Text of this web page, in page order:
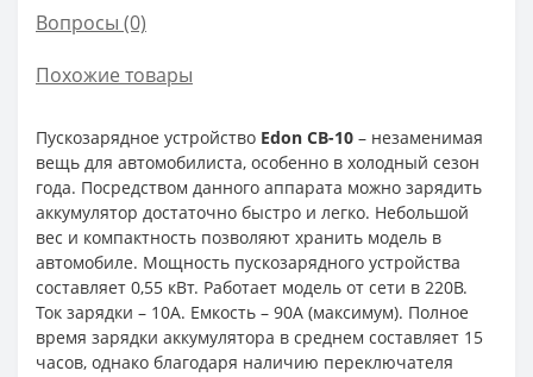
Вопросы (0)
Похожие товары
Пускозарядное устройство Edon CB-10 – незаменимая
вещь для автомобилиста, особенно в холодный сезон
года. Посредством данного аппарата можно зарядить
аккумулятор достаточно быстро и легко. Небольшой
вес и компактность позволяют хранить модель в
автомобиле. Мощность пускозарядного устройства
составляет 0,55 кВт. Работает модель от сети в 220В.
Ток зарядки – 10А. Емкость – 90А (максимум). Полное
время зарядки аккумулятора в среднем составляет 15
часов, однако благодаря наличию переключателя